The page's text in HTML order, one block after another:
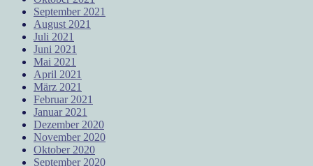
September 2021
August 2021
Juli 2021
Juni 2021
Mai 2021
April 2021
März 2021
Februar 2021
Januar 2021
Dezember 2020
November 2020
Oktober 2020
September 2020